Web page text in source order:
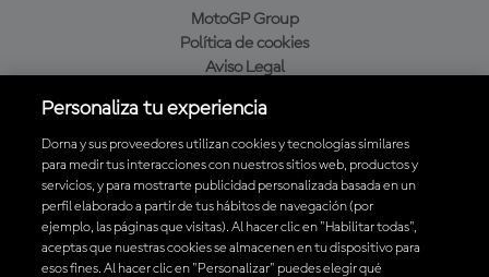
MotoGP Group
Política de cookies
Aviso Legal
Política de compra
Descarga la aplicación oficial de MotoGP™
Personaliza tu experiencia
Dorna y sus proveedores utilizan cookies y tecnologías similares
para medir tus interacciones con nuestros sitios web, productos y
servicios, y para mostrarte publicidad personalizada basada en un
perfil elaborado a partir de tus hábitos de navegación (por
ejemplo, las páginas que visitas). Al hacer clic en "Habilitar todas",
aceptas que nuestras cookies se almacenen en tu dispositivo para
esos fines. Al hacer clic en "Personalizar" puedes elegir qué